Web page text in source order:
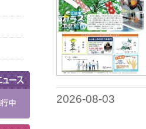
2026-08-03